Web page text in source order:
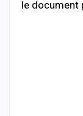
le document